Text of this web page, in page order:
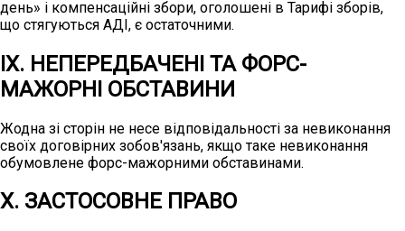
день» і компенсаційні збори, оголошені в Тарифі зборів,
що стягуються АДІ, є остаточними.
IX. НЕПЕРЕДБАЧЕНІ ТА ФОРС-
МАЖОРНІ ОБСТАВИНИ
Жодна зі сторін не несе відповідальності за невиконання
своїх договірних зобов'язань, якщо таке невиконання
обумовлене форс-мажорними обставинами.
X. ЗАСТОСОВНЕ ПРАВО